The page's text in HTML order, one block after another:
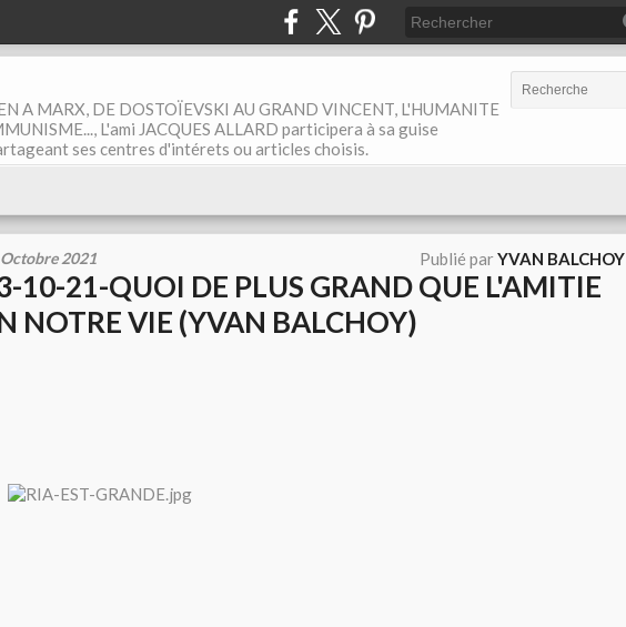
A MARX, DE DOSTOÏEVSKI AU GRAND VINCENT, L'HUMANITE
L'ami JACQUES ALLARD participera à sa guise
ses centres d'intérets ou articles choisis.
2021 Publié parYVAN BALCHOY
10-21-QUOI DE PLUS GRAND QUE L'AMITIE
NOTRE VIE (YVAN BALCHOY)